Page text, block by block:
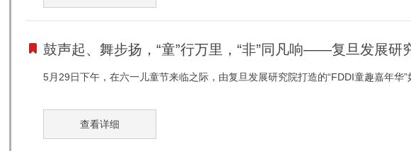
鼓声起、舞步扬，“童”行万里，“非”同凡响——复旦发展研
5月29日下午，在六一儿童节来临之际，由复旦发展研究院打造的“FDDI童趣嘉年华”
查看详细